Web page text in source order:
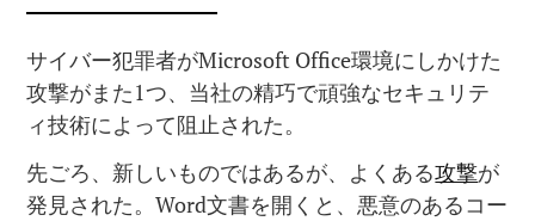
サイバー犯罪者がMicrosoft Office環境にしかけた
攻撃がまた1つ、当社の精巧で頑強なセキュリテ
ィ技術によって阻止された。
先ごろ、新しいものではあるが、よくある攻撃が
発見された。Word文書を開くと、悪意のあるコー